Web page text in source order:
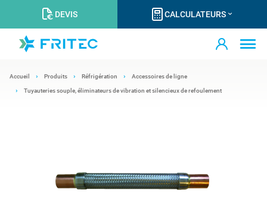
DEVIS CALCULATEURS
Accueil Produits Réfrigération Accessoires de ligne
Tuyauteries souple, éliminateurs de vibration et silencieux de refoulement